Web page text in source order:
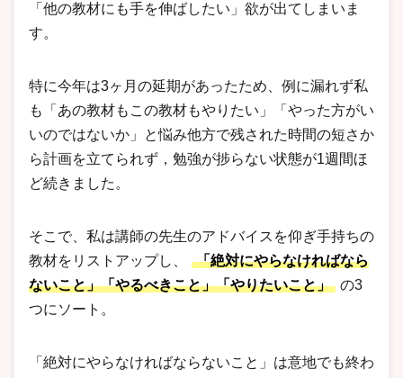
「他の教材にも手を伸ばしたい」欲が出てしまいま
す。
特に今年は3ヶ月の延期があったため、例に漏れず私
も「あの教材もこの教材もやりたい」「やった方がい
いのではないか」と悩み他方で残された時間の短さか
ら計画を立てられず，勉強が捗らない状態が1週間ほ
ど続きました。
そこで、私は講師の先生のアドバイスを仰ぎ手持ちの
教材をリストアップし、
「絶対にやらなければなら
ないこと」「やるべきこと」「やりたいこと」 の3
つにソート。
「絶対にやらなければならないこと」は意地でも終わ